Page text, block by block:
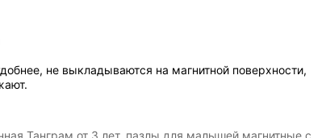
не выкладываются на магнитной поверхности,
Танграм от 3 лет, пазлы для малышей магнитные с